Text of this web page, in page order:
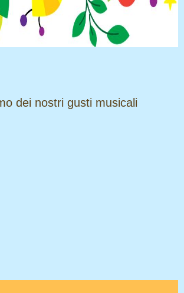
dei nostri gusti musicali